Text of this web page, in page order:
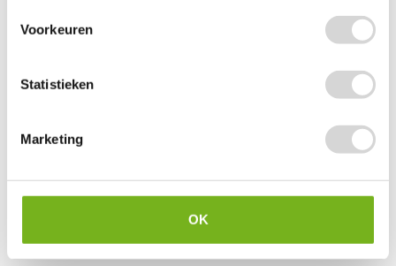
Voorkeuren
Statistieken
Marketing
OK
vanaf
73,34